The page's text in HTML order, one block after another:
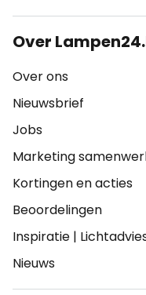
Over
Over ons
Nieuwsbrief
Jobs
Marketing
Kortingen en acties
Beoordelingen
Inspiratie |
Nieuws